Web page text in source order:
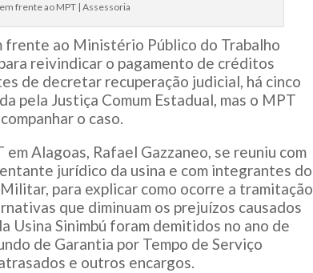
frente ao MPT | Assessoria
frente ao Ministério Público do Trabalho
reivindicar o pagamento de créditos
de decretar recuperação judicial, há cinco
pela Justiça Comum Estadual, mas o MPT
o caso.
Alagoas, Rafael Gazzaneo, se reuniu com
jurídico da usina e com integrantes do
para explicar como ocorre a tramitação
que diminuam os prejuízos causados
Usina Sinimbú foram demitidos no ano de
de Garantia por Tempo de Serviço
e outros encargos.